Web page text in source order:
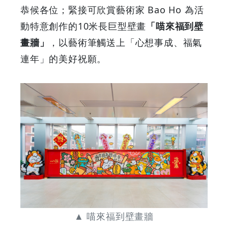
GOODEAL
恭候各位；緊接可欣賞藝術家 Bao Ho 為活
動特意創作的10米長巨型壁畫 「喵來福到壁
畫牆」
，以藝術筆觸送上「心想事成、福氣
連年」的美好祝願。
▲ 喵來福到壁畫牆